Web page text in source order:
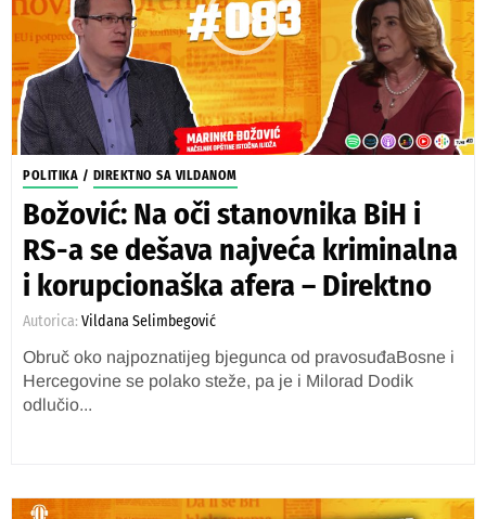
POLITIKA / DIREKTNO SA VILDANOM
Božović: Na oči stanovnika BiH i
RS-a se dešava najveća kriminalna
i korupcionaška afera – Direktno
Autorica: Vildana Selimbegović
Obruč oko najpoznatijeg bjegunca od pravosuđaBosne i
Hercegovine se polako steže, pa je i Milorad Dodik
odlučio...